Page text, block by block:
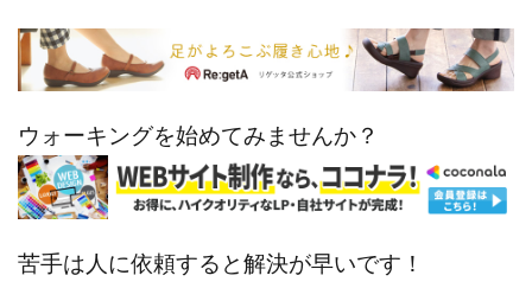
ウォーキングを始めてみませんか？
苦手は人に依頼すると解決が早いです！